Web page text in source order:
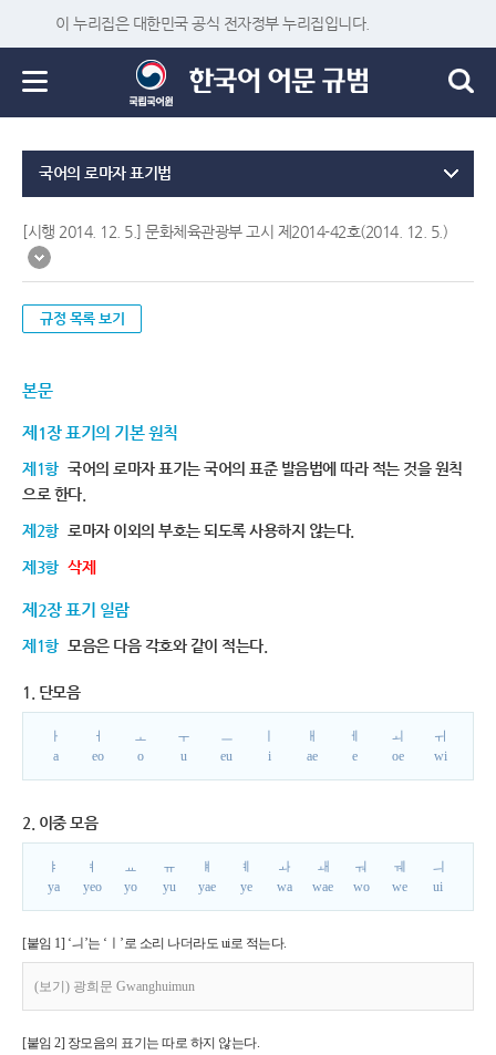
이 누리집은 대한민국 공식 전자정부 누리집입니다.
국어의 로마자 표기법
[시행 2014. 12. 5.] 문화체육관광부 고시 제2014-42호(2014. 12. 5.)
규정 목록 보기
본문
제1장 표기의 기본 원칙
제1항 국어의 로마자 표기는 국어의 표준 발음법에 따라 적는 것을 원칙
으로 한다.
제2항 로마자 이외의 부호는 되도록 사용하지 않는다.
제3항 삭제
제2장 표기 일람
제1항 모음은 다음 각호와 같이 적는다.
1. 단모음
ㅏ
a
ㅓ
eo
ㅗ
o
ㅜ
u
ㅡ
eu
i
ㅐ
ae
ㅔ
e
ㅚ
oe
ㅟ
wi
2. 이중 모음
ㅑ
ya
ㅕ
yeo
ㅛ
yo
ㅠ
yu
ㅒ
yae
ㅖ
ye
ㅘ
wa
ㅙ
wae
ㅝ
wo
ㅞ
we
ㅢ
ui
[붙임 1] ‘ㅢ’는 ‘ㅣ’로 소리 나더라도 ui로 적는다.
(보기) 광희문 Gwanghuimun
[붙임 2] 장모음의 표기는 따로 하지 않는다.